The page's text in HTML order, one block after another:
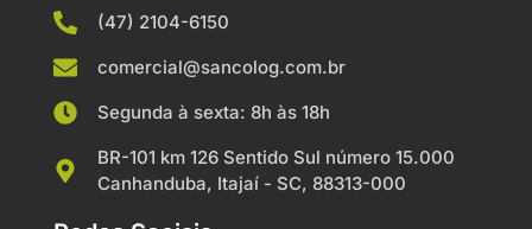
(47) 2104-6150
comercial@sancolog.com.br
Segunda à sexta: 8h às 18h
BR-101 km 126 Sentido Sul número 15.000
Canhanduba, Itajaí - SC, 88313-000